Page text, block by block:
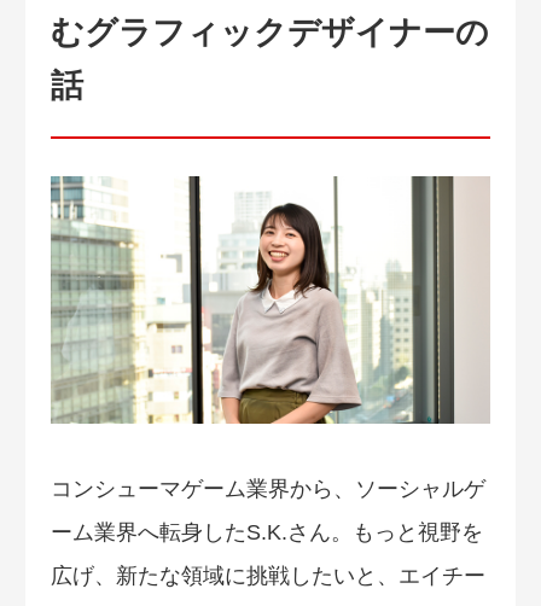
むグラフィックデザイナーの
話
コンシューマゲーム業界から、ソーシャルゲ
ーム業界へ転身したS.K.さん。もっと視野を
広げ、新たな領域に挑戦したいと、エイチー